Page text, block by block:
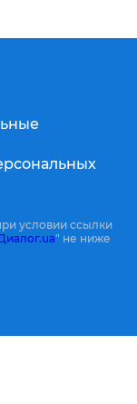
условии ссылки
" не ниже